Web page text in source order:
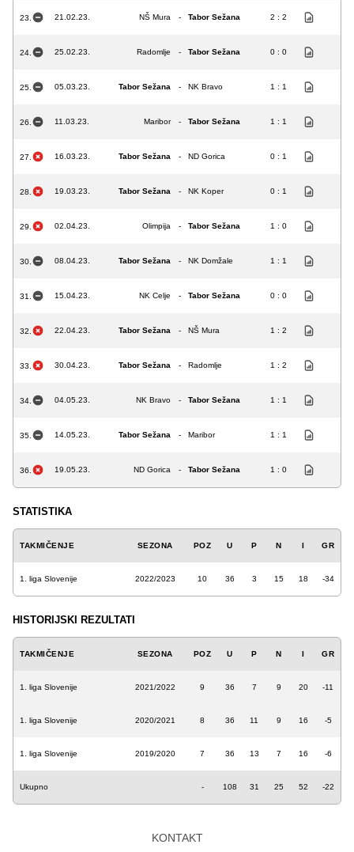
23. 21.02.23. NŠ Mura - Tabor Sežana 2 : 2
24. 25.02.23. Radomlje - Tabor Sežana 0 : 0
25. 05.03.23. Tabor Sežana - NK Bravo 1 : 1
26. 11.03.23. Maribor - Tabor Sežana 1 : 1
27. 16.03.23. Tabor Sežana - ND Gorica 0 : 1
28. 19.03.23. Tabor Sežana - NK Koper 0 : 1
29. 02.04.23. Olimpija - Tabor Sežana 1 : 0
30. 08.04.23. Tabor Sežana - NK Domžale 1 : 1
31. 15.04.23. NK Celje - Tabor Sežana 0 : 0
32. 22.04.23. Tabor Sežana - NŠ Mura 1 : 2
33. 30.04.23. Tabor Sežana - Radomlje 1 : 2
34. 04.05.23. NK Bravo - Tabor Sežana 1 : 1
35. 14.05.23. Tabor Sežana - Maribor 1 : 1
36. 19.05.23. ND Gorica - Tabor Sežana 1 : 0
STATISTIKA
TAKMIČENJE SEZONA POZ U P N I GR
1. liga Slovenije 2022/2023 10 36 3 15 18 -34
HISTORIJSKI REZULTATI
TAKMIČENJE SEZONA POZ U P N I GR
1. liga Slovenije 2021/2022 9 36 7 9 20 -11
1. liga Slovenije 2020/2021 8 36 11 9 16 -5
1. liga Slovenije 2019/2020 7 36 13 7 16 -6
Ukupno - 108 31 25 52 -22
KONTAKT